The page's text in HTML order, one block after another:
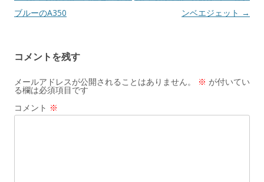
稿
ゲ
ー
シ
ョ
ブルーのA350
ンベエジェット →
コメントを残す
メールアドレスが公開されることはありません。 ※ が付いてい
る欄は必須項目です
コメント ※